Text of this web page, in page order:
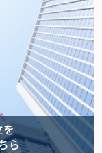
を
ら